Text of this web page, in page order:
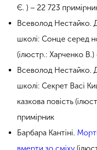
Є. ) – 22 723
Всеволод Нестайко.
школі: Сонце серед
(ілюстр.: Харченко
Всеволод Нестайко.
школі: Секрет Васі
казкова повість
примірник
Барбара Кантіні.